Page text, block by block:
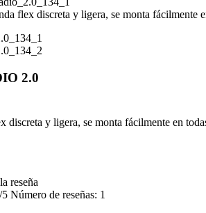
flex discreta y ligera, se monta fácilmente
2.0
discreta y ligera, se monta fácilmente en
reseña
/5 Número de reseñas: 1